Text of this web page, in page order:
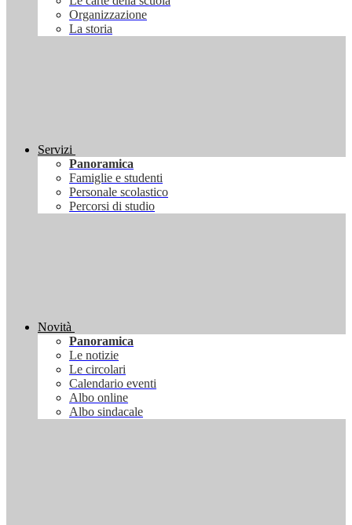
Organizzazione
La storia
Servizi
Panoramica
Famiglie e studenti
Personale scolastico
Percorsi di studio
Novità
Panoramica
Le notizie
Le circolari
Calendario eventi
Albo online
Albo sindacale